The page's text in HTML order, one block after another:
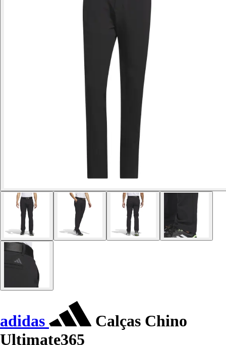
adidas
Calças Chino
Ultimate365